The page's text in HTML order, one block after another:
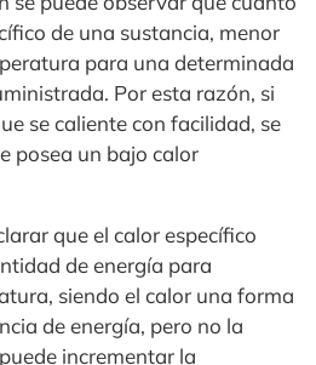
de una sustancia, menor
para una determinada
Por esta razón, si
se caliente con facilidad, se
posea un bajo calor
que el calor específico
de energía para
siendo el calor una forma
de energía, pero no la
incrementar la